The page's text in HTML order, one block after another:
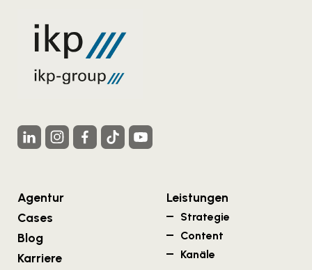
Agentur
Cases
Blog
Karriere
Leistungen
Strategie
Content
Kanäle